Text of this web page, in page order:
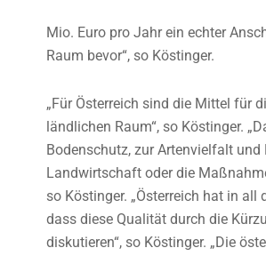
Mio. Euro pro Jahr ein echter
Raum bevor“, so Köstinger.
„Für Österreich sind die Mittel für
ländlichen Raum“, so Köstinger.
Bodenschutz, zur Artenvielfalt
Landwirtschaft oder die
so Köstinger. „Österreich hat in
dass diese Qualität durch die
diskutieren“, so Köstinger. „Die